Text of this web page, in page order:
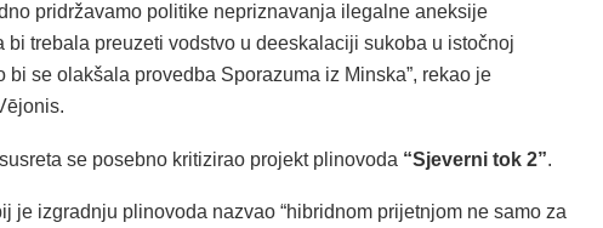
pridržavamo politike nepriznavanja ilegalne aneksije
bi trebala preuzeti vodstvo u deeskalaciji sukoba u istočnoj
bi se olakšala provedba Sporazuma iz Minska”, rekao je
se posebno kritizirao projekt plinovoda “Sjeverni tok 2”.
je izgradnju plinovoda nazvao “hibridnom prijetnjom ne samo za